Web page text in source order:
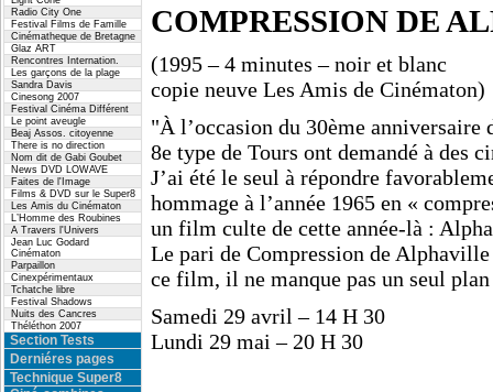
Radio City One
Festival Films de Famille
Cinématheque de Bretagne
Glaz ART
Rencontres Internation.
Les garçons de la plage
Sandra Davis
Cinesong 2007
Festival Cinéma Différent
Le point aveugle
Beaj Assos. citoyenne
There is no direction
Nom dit de Gabi Goubet
News DVD LOWAVE
Faites de l'Image
Films & DVD sur le Super8
Les Amis du Cinématon
L’Homme des Roubines
A Travers l'Univers
Jean Luc Godard
Cinématon
Parpaillon
Cinexpérimentaux
Tchatche libre
Festival Shadows
Nuits des Cancres
Théléthon 2007
Section Tests
Derniéres pages
Technique Super8
COMPRESSION DE
(1995 – 4 minutes – noir et blanc
copie neuve Les Amis de Cinématon)
"À l’occasion du 30ème anniversaire
8e type de Tours ont demandé à des
J’ai été le seul à répondre
hommage à l’année 1965 en «
un film culte de cette année-là :
Le pari de Compression de
ce film, il ne manque pas un seul
Samedi 29 avril – 14 H 30
Lundi 29 mai – 20 H 30